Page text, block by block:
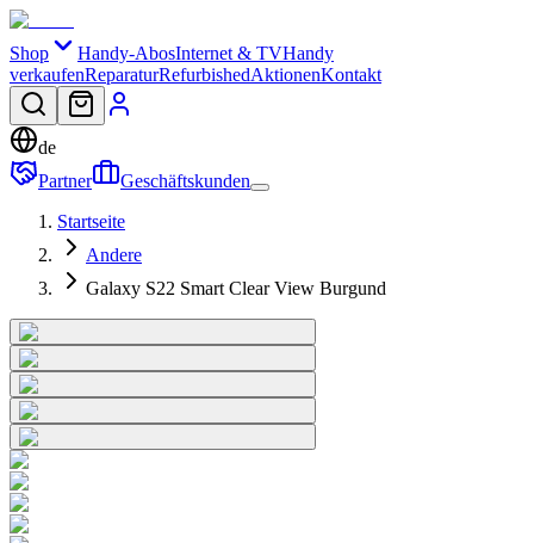
Shop Handy-AbosInternet & TVHandy
verkaufenReparaturRefurbishedAktionenKontakt
de
Partner
Geschäftskunden
Startseite
Andere
Galaxy S22 Smart Clear View Burgund